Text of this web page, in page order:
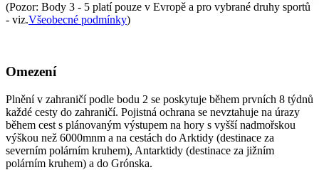
(Pozor: Body 3 - 5 platí pouze v Evropě a pro vybrané druhy sportů
- viz.Všeobecné podmínky)
Omezení
Plnění v zahraničí podle bodu 2 se poskytuje během prvních 8 týdnů
každé cesty do zahraničí. Pojistná ochrana se nevztahuje na úrazy
během cest s plánovaným výstupem na hory s vyšší nadmořskou
výškou než 6000mnm a na cestách do Arktidy (destinace za
severním polárním kruhem), Antarktidy (destinace za jižním
polárním kruhem) a do Grónska.